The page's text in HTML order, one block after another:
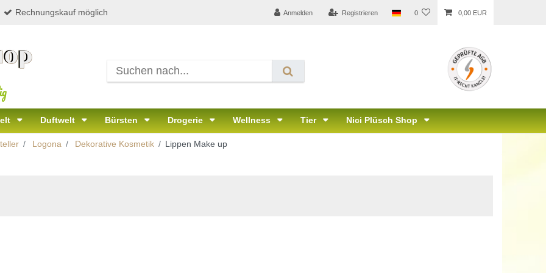
Rechnungskauf möglich Anmelden Registrieren 0 0,00 EUR
Duftwelt Bürsten Drogerie Wellness Tier Nici Plüsch Shop
Logona Dekorative Kosmetik Lippen Make up